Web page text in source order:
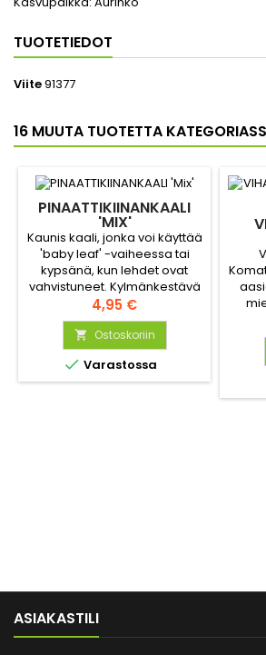
TUOTETIEDOT
Viite91377
16 MUUTA TUOTETTA
PINAATTIKIINANKAALI
'MIX'
Kaunis kaali, jonka voi käyttää
'baby leaf' -vaiheessa tai
kypsänä, kun lehdet ovat
vahvistuneet. Kylmänkestävä
ja nopeakasvuinen, sopii
viljeltäväksi vuoden ympäri
Hinta
4,95 €
 Ostoskoriin
 Varastossa
ja
ASIAKASTILI